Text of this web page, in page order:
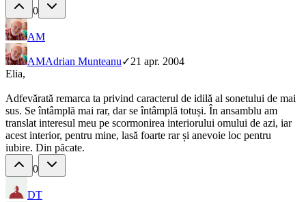
0
AM
AMAdrian Munteanu✓21 apr. 2004
Elia,
Adfevărată remarca ta privind caracterul de idilă al sonetului de mai
sus. Se întâmplă mai rar, dar se întâmplă totuși. În ansamblu am
translat interesul meu pe scormonirea interiorului omului de azi, iar
acest interior, pentru mine, lasă foarte rar și anevoie loc pentru
iubire. Din păcate.
0
DT